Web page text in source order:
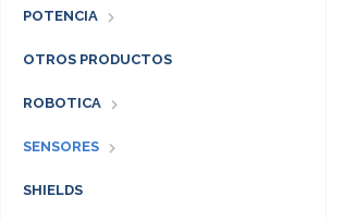
POTENCIA
OTROS PRODUCTOS
ROBOTICA
SENSORES
SHIELDS